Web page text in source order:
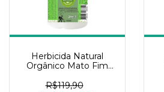
Herbicida Natural
Orgânico Mato Fim
R$119,90